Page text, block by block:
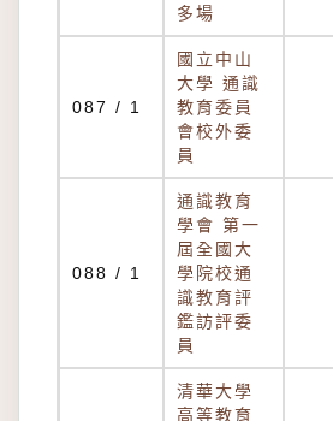
多場
087 / 1
國立中山
大學 通識
教育委員
會校外委
員
088 / 1
通識教育
學會 第一
屆全國大
學院校通
識教育評
鑑訪評委
員
清華大學
高等教育